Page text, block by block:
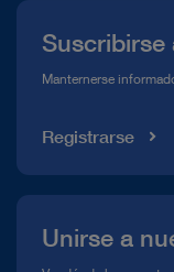
Línea de atención
Suscribirse
Manternerse
Registrarse
Unirse a